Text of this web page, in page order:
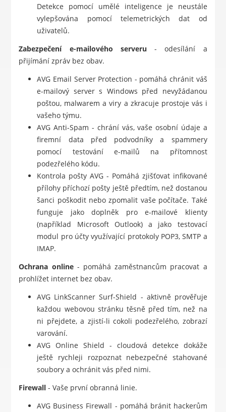
Detekce pomocí umělé inteligence je neustále
vylepšována pomocí telemetrických dat od
uživatelů.
Zabezpečení e-mailového serveru - odesílání a
přijímání zpráv bez obav.
AVG Email Server Protection - pomáhá chránit váš
e-mailový server s Windows před nevyžádanou
poštou, malwarem a viry a zkracuje prostoje vás i
vašeho týmu.
AVG Anti-Spam - chrání vás, vaše osobní údaje a
firemní data před podvodníky a spammery
pomocí testování e-mailů na přítomnost
podezřelého kódu.
Kontrola pošty AVG - Pomáhá zjišťovat infikované
přílohy příchozí pošty ještě předtím, než dostanou
šanci poškodit nebo zpomalit vaše počítače. Také
funguje jako doplněk pro e-mailové klienty
(například Microsoft Outlook) a jako testovací
modul pro účty využívající protokoly POP3, SMTP a
IMAP.
Ochrana online- pomáhá zaměstnancům pracovat a
prohlížet internet bez obav.
AVG LinkScanner Surf-Shield - aktivně prověřuje
každou webovou stránku těsně před tím, než na
ni přejdete, a zjistí-li cokoli podezřelého, zobrazí
varování.
AVG Online Shield - cloudová detekce dokáže
ještě rychleji rozpoznat nebezpečné stahované
soubory a ochránit vás před nimi.
Firewall - Vaše první obranná linie.
AVG Business Firewall - pomáhá bránit hackerům